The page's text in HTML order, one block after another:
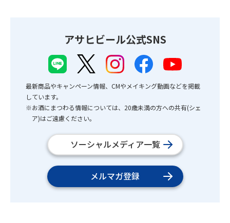
アサヒビール公式SNS
最新商品やキャンペーン情報、CMやメイキング動画などを掲載
しています。
※お酒にまつわる情報については、20歳未満の方への共有(シェ
ア)はご遠慮ください。
ソーシャルメディア一覧
メルマガ登録